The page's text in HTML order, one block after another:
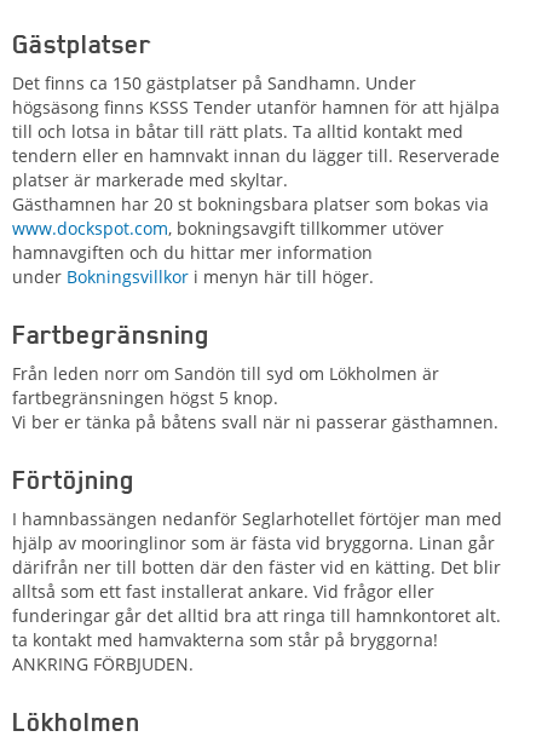
Gästplatser
Det finns ca 150 gästplatser på Sandhamn. Under
högsäsong finns KSSS Tender utanför hamnen för att hjälpa
till och lotsa in båtar till rätt plats. Ta alltid kontakt med
tendern eller en hamnvakt innan du lägger till. Reserverade
platser är markerade med skyltar.
Gästhamnen har 20 st bokningsbara platser som bokas via
www.dockspot.com, bokningsavgift tillkommer utöver
hamnavgiften och du hittar mer information
under Bokningsvillkor i menyn här till höger.
Fartbegränsning
Från leden norr om Sandön till syd om Lökholmen är
fartbegränsningen högst 5 knop.
Vi ber er tänka på båtens svall när ni passerar gästhamnen.
Förtöjning
I hamnbassängen nedanför Seglarhotellet förtöjer man med
hjälp av mooringlinor som är fästa vid bryggorna. Linan går
därifrån ner till botten där den fäster vid en kätting. Det blir
alltså som ett fast installerat ankare. Vid frågor eller
funderingar går det alltid bra att ringa till hamnkontoret alt.
ta kontakt med hamvakterna som står på bryggorna!
ANKRING FÖRBJUDEN.
Lökholmen